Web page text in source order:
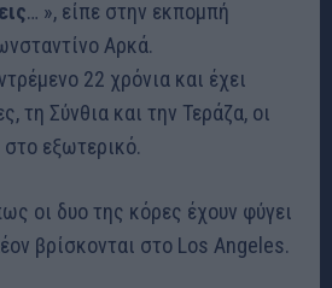
… », είπε στην εκπομπή
Αρκά.
22 χρόνια και έχει
τη Σύνθια και την Τεράζα, οι
εξωτερικό.
οι δυο της κόρες έχουν φύγει
βρίσκονται στο Los Angeles.